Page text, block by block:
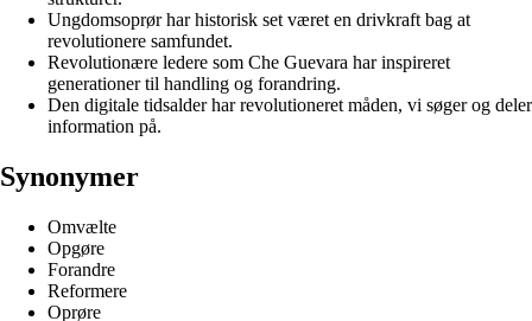
Ungdomsoprør har historisk set været en drivkraft bag at
revolutionere samfundet.
Revolutionære ledere som Che Guevara har inspireret
generationer til handling og forandring.
Den digitale tidsalder har revolutioneret måden, vi søger og deler
information på.
Synonymer
Omvælte
Opgøre
Forandre
Reformere
Oprøre